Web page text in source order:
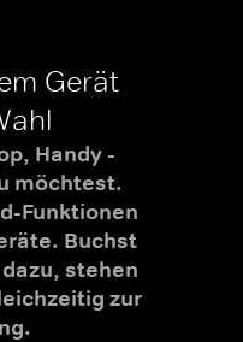
Gerät
Handy -
möchtest.
Funktionen
Buchst
stehen
zur